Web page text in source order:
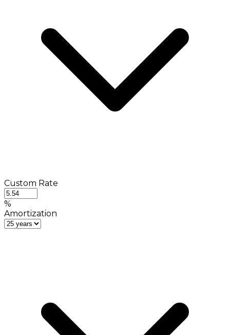
Custom Rate
%
Amortization